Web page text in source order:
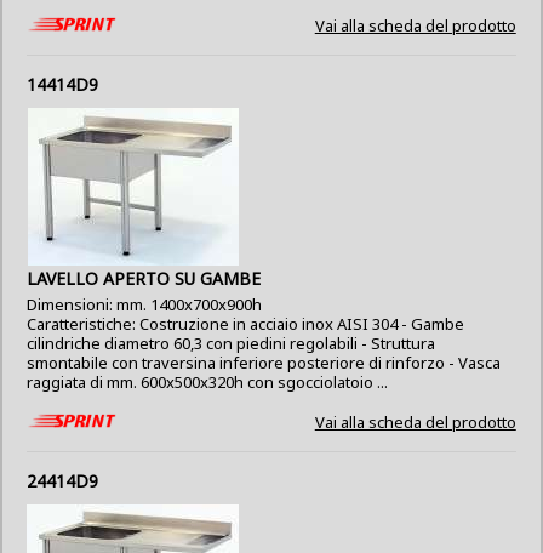
Vai alla scheda del prodotto
14414D9
LAVELLO APERTO SU GAMBE
Dimensioni: mm. 1400x700x900h
Caratteristiche: Costruzione in acciaio inox AISI 304 - Gambe
cilindriche diametro 60,3 con piedini regolabili - Struttura
smontabile con traversina inferiore posteriore di rinforzo - Vasca
raggiata di mm. 600x500x320h con sgocciolatoio ...
Vai alla scheda del prodotto
24414D9